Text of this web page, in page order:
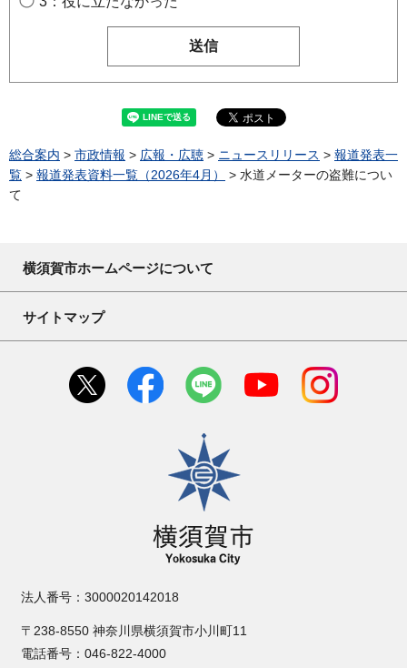
総合案内 > 市政情報 > 広報・広聴 > ニュースリリース > 報道発表一
覧 > 報道発表資料一覧（2026年4月）
> 水道メーターの盗難につい
て
横須賀市ホームページについて
サイトマップ
横須賀市
法人番号：3000020142018
〒238-8550 神奈川県横須賀市小川町11
電話番号：046-822-4000